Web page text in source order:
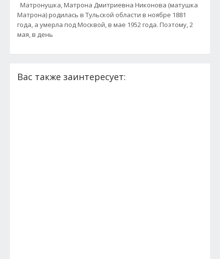
Матронушка, Матрона Дмитриевна Никонова (матушка
Матрона) родилась в Тульской области в ноябре 1881
года, а умерла под Москвой, в мае 1952 года. Поэтому, 2
мая, в день
Вас также заинтересует: